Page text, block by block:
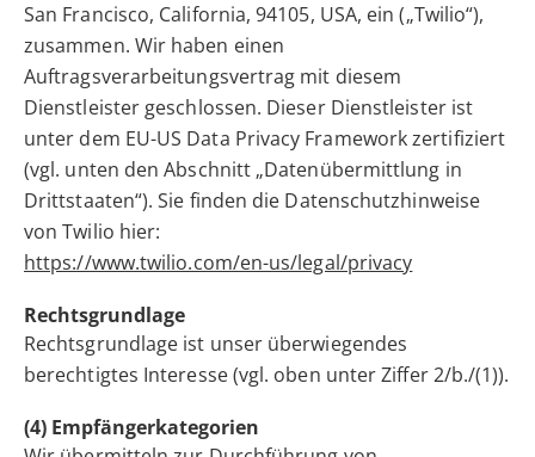
San Francisco, California, 94105, USA, ein („Twilio“),
zusammen. Wir haben einen
Auftragsverarbeitungsvertrag mit diesem
Dienstleister geschlossen. Dieser Dienstleister ist
unter dem EU-US Data Privacy Framework zertifiziert
(vgl. unten den Abschnitt „Datenübermittlung in
Drittstaaten“). Sie finden die Datenschutzhinweise
von Twilio hier:
https://www.twilio.com/en-us/legal/privacy
Rechtsgrundlage
Rechtsgrundlage ist unser überwiegendes
berechtigtes Interesse (vgl. oben unter Ziffer 2/b./(1)).
(4) Empfängerkategorien